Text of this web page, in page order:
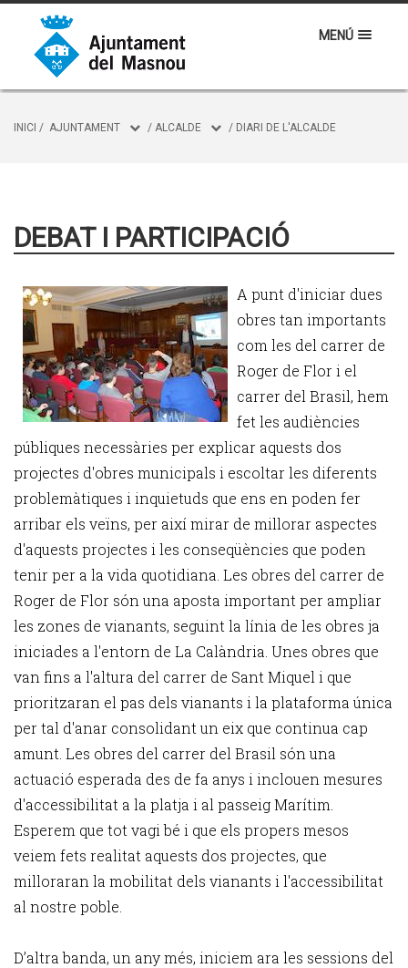
MENÚ
INICI / AJUNTAMENT / ALCALDE / DIARI DE L'ALCALDE
DEBAT I PARTICIPACIÓ
A punt d'iniciar dues
obres tan importants
com les del carrer de
Roger de Flor i el
carrer del Brasil, hem
fet les audiències
públiques necessàries per explicar aquests dos
projectes d'obres municipals i escoltar les diferents
problemàtiques i inquietuds que ens en poden fer
arribar els veïns, per així mirar de millorar aspectes
d'aquests projectes i les conseqüències que poden
tenir per a la vida quotidiana. Les obres del carrer de
Roger de Flor són una aposta important per ampliar
les zones de vianants, seguint la línia de les obres ja
iniciades a l'entorn de La Calàndria. Unes obres que
van fins a l'altura del carrer de Sant Miquel i que
prioritzaran el pas dels vianants i la plataforma única
per tal d'anar consolidant un eix que continua cap
amunt. Les obres del carrer del Brasil són una
actuació esperada des de fa anys i inclouen mesures
d'accessibilitat a la platja i al passeig Marítim.
Esperem que tot vagi bé i que els propers mesos
veiem fets realitat aquests dos projectes, que
milloraran la mobilitat dels vianants i l'accessibilitat
al nostre poble.
D’altra banda, un any més, iniciem ara les sessions del